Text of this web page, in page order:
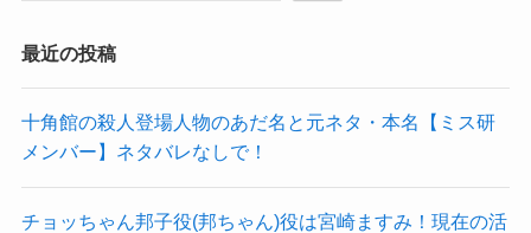
最近の投稿
十角館の殺人登場人物のあだ名と元ネタ・本名【ミス研
メンバー】ネタバレなしで！
チョッちゃん邦子役(邦ちゃん)役は宮崎ますみ！現在の活